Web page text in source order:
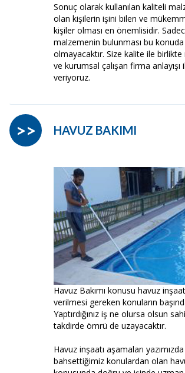
Sonuç olarak kullanılan kaliteli
olan kişilerin işini bilen ve
kişiler olması en önemlisidir.
malzemenin bulunması bu
olmayacaktır. Size kalite ile
ve kurumsal çalışan firma
veriyoruz.
HAVUZ BAKIMI
>>
Havuz Bakımı konusu havuz
verilmesi gereken konuların
Yaptırdığınız iş ne olursa olsun
takdirde ömrü de uzayacaktır.
Havuz inşaatı aşamaları
bahsettiğimiz konulardan olan